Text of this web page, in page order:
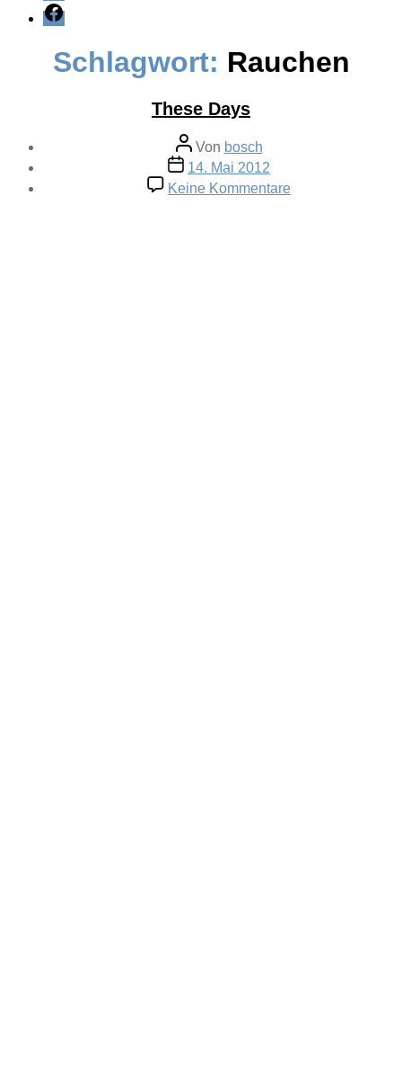
Facebook
Schlagwort: Rauchen
These Days
Beitragsautor
Von bosch
Veröffentlichungsdatum
14. Mai 2012
Keine Kommentare
These